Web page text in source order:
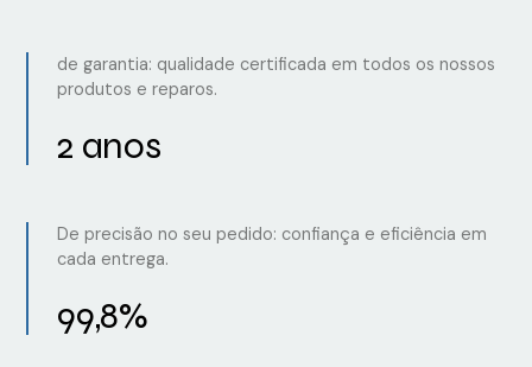
de garantia: qualidade certificada em todos os nossos
produtos e reparos.
2 anos
De precisão no seu pedido: confiança e eficiência em
cada entrega.
99,8%